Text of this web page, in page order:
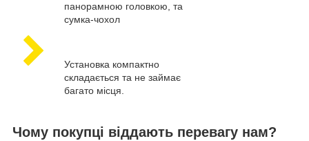
панорамною головкою, та
сумка-чохол
Установка компактно
складається та не займає
багато місця.
Чому покупці віддають перевагу нам?